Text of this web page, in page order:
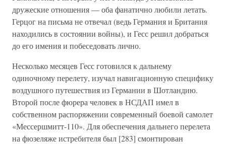
дружеские отношения — оба фанатично любили летать.
Герцог на письма не отвечал (ведь Германия и Британия
находились в состоянии войны), и Гесс решил добраться
до его имения и побеседовать лично.
Несколько месяцев Гесс готовился к дальнему
одиночному перелету, изучал навигационную специфику
воздушного путешествия из Германии в Шотландию.
Второй после фюрера человек в НСДАП имел в
собственном распоряжении современный боевой самолет
«Мессершмитт-110». Для обеспечения дальнего перелета
на фюзеляже истребителя был [283] смонтирован